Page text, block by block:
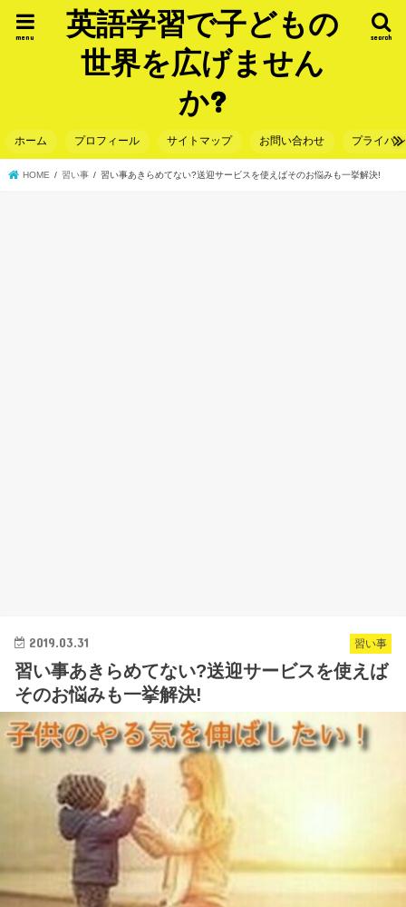
英語学習で子どもの
世界を広げません
か?
search
menu
ホーム プロフィール サイトマップ お問い合わせ プライバ
HOME 習い事 習い事あきらめてない?送迎サービスを使えばそのお悩みも一挙解決!
習い事
2019.03.31
習い事あきらめてない?送迎サービスを使えば
そのお悩みも一挙解決!